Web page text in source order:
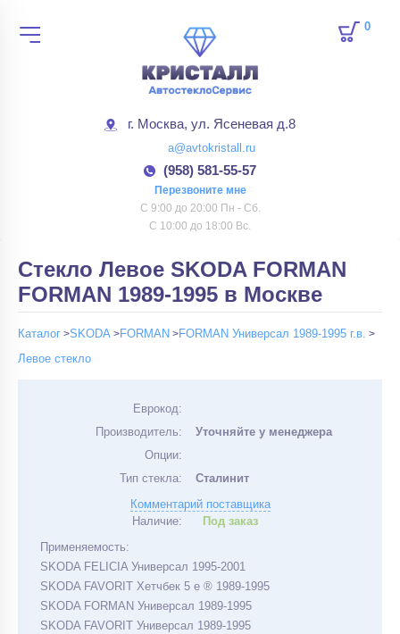
г. Москва, ул. Ясеневая д.8
a@avtokristall.ru
(958) 581-55-57
Перезвоните мне
С 9:00 до 20:00 Пн - Сб.
С 10:00 до 18:00 Вс.
0
Стекло Левое SKODA FORMAN
FORMAN 1989-1995 в Москве
Каталог SKODA FORMAN
FORMAN Универсал 1989-1995 г.в.
Левое стекло
Еврокод:
Производитель:
Уточняйте у менеджера
Опции:
Тип стекла:
Сталинит
Комментарий поставщика
Наличие:
Под заказ
Применяемость:
SKODA FELICIA Универсал 1995-2001
SKODA FAVORIT Хетчбек 5 е ® 1989-1995
SKODA FORMAN Универсал 1989-1995
SKODA FAVORIT Универсал 1989-1995